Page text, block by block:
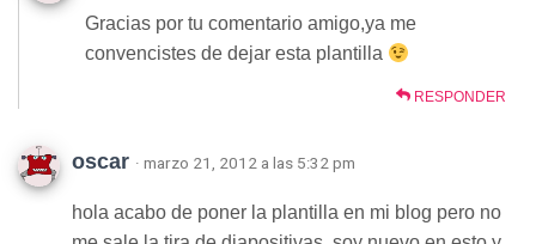
Gracias por tu comentario amigo,ya me
convencistes de dejar esta plantilla
RESPONDER
oscar · marzo 21, 2012 a las 5:32 pm
hola acabo de poner la plantilla en mi blog pero no